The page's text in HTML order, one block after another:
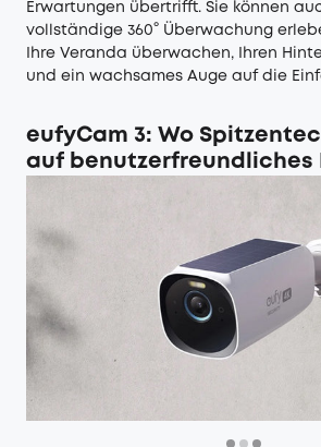
Erwartungen übertrifft. Sie können
vollständige 360° Überwachung
Ihre Veranda überwachen, Ihren
und ein wachsames Auge auf die
eufyCam 3: Wo
auf benutzerfreundliches